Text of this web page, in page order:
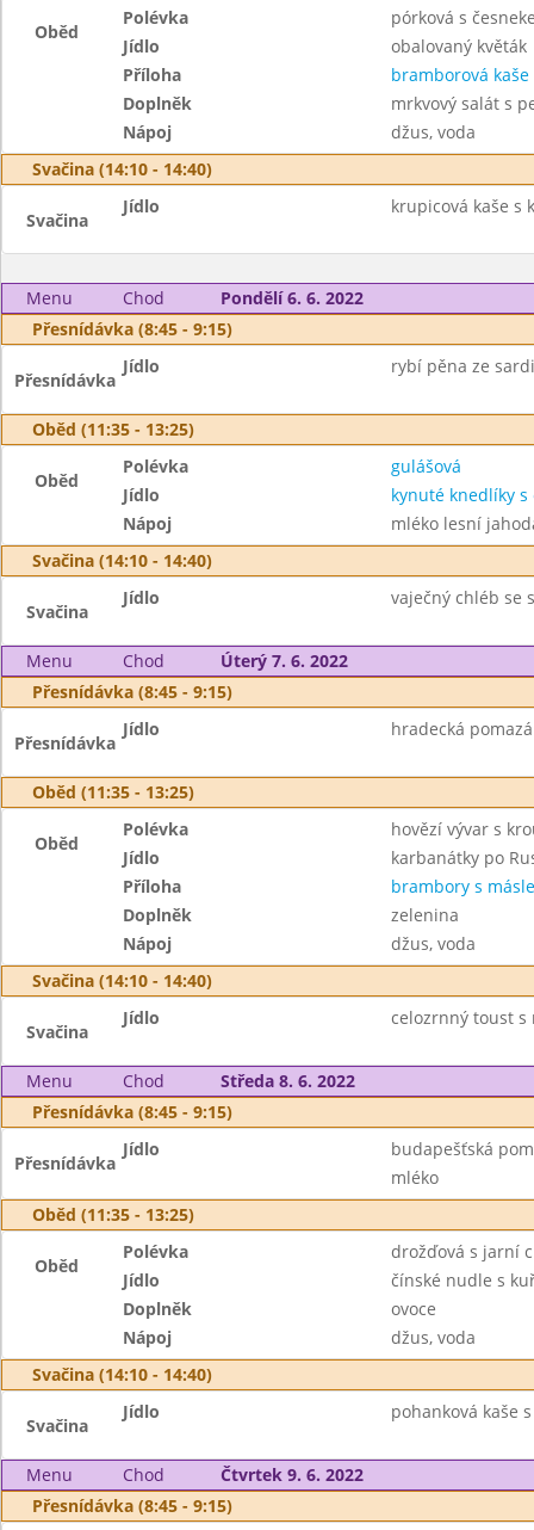
Oběd
Polévka
pórková s
Jídlo
obalovaný květák
Příloha
bramborová kaše
Doplněk
mrkvový salát s
Nápoj
džus, voda
Svačina (14:10 - 14:40)
Svačina
Jídlo krupicová kaše s
Menu Chod
Pondělí 6. 6. 2022
Přesnídávka (8:45 - 9:15)
Přesnídávka
Jídlo rybí pěna ze
Oběd (11:35 - 13:25)
Oběd
Polévka
gulášová
Jídlo
kynuté knedlíky
Nápoj
mléko lesní
Svačina (14:10 - 14:40)
Svačina
Jídlo vaječný chléb se
Menu Chod
Úterý 7. 6. 2022
Přesnídávka (8:45 - 9:15)
Přesnídávka
Jídlo hradecká
Oběd (11:35 - 13:25)
Oběd
Polévka
hovězí vývar s
Jídlo
karbanátky po
Příloha
brambory s
Doplněk
zelenina
Nápoj
džus, voda
Svačina (14:10 - 14:40)
Svačina
Jídlo celozrnný toust s
Menu Chod
Středa 8. 6. 2022
Přesnídávka (8:45 - 9:15)
Přesnídávka
Jídlo
budapešťská
mléko
Oběd (11:35 - 13:25)
Oběd
Polévka
drožďová s jarní
Jídlo
čínské nudle s
Doplněk
ovoce
Nápoj
džus, voda
Svačina (14:10 - 14:40)
Svačina
Jídlo pohanková kaše
Menu Chod
Čtvrtek 9. 6. 2022
Přesnídávka (8:45 - 9:15)